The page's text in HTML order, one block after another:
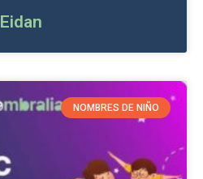
Eidan
NOMBRES DE NIÑO